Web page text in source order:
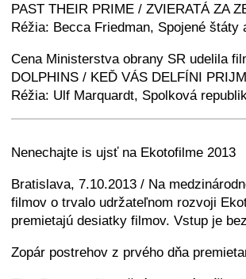
PAST THEIR PRIME / ZVIERATÁ ZA
Réžia: Becca Friedman, Spojené štáty
Cena Ministerstva obrany SR udelila
DOLPHINS / KEĎ VÁS DELFÍNI
Réžia: Ulf Marquardt, Spolková
+ − ⛶
Nenechajte is ujsť na Ekotofilme 2013
Bratislava, 7.10.2013 / Na
filmov o trvalo udržateľnom rozvoji
premietajú desiatky filmov. Vstup je
Zopár postrehov z prvého dňa